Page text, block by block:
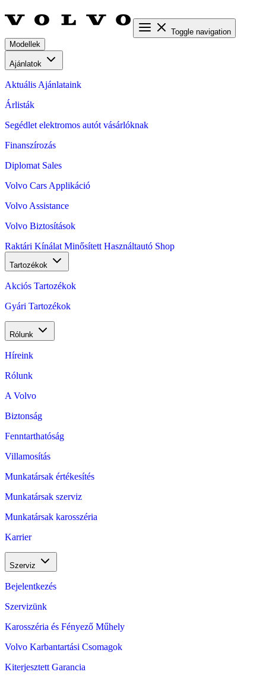
Toggle navigation
Modellek
Ajánlatok
Aktuális Ajánlataink
Árlisták
Segédlet elektromos autót vásárlóknak
Finanszírozás
Diplomat Sales
Volvo Cars Applikáció
Volvo Assistance
Volvo Biztosítások
Raktári Kínálat Minősített Használtautó Shop
Tartozékok
Akciós Tartozékok
Gyári Tartozékok
Rólunk
Híreink
Rólunk
A Volvo
Biztonság
Fenntarthatóság
Villamosítás
Munkatársak értékesítés
Munkatársak szerviz
Munkatársak karosszéria
Karrier
Szerviz
Bejelentkezés
Szervizünk
Karosszéria és Fényező Műhely
Volvo Karbantartási Csomagok
Kiterjesztett Garancia